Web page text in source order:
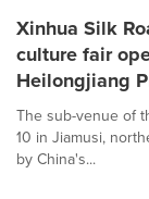
Xinhua Silk
culture fair
Heilongjiang
The sub-venue of
10 in Jiamusi,
by China's...